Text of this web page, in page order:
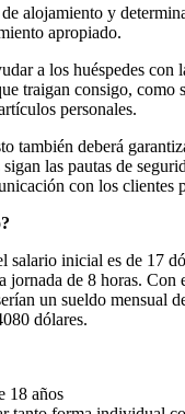
alojamiento y
apropiado.
a los huéspedes con
traigan consigo, como
personales.
también deberá
las pautas de
con los clientes
salario inicial es de 17
jornada de 8 horas. Con
un sueldo mensual
dólares.
18 años